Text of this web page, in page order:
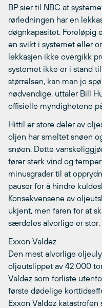
BP sier til NBC at
rørledningen har en
døgnkapasitet. Foreløpig
en svikt i systemet eller
lekkasjen ikke overgikk
systemet ikke er i stand
størrelsen, kan man jo
nødvendige, uttaler Bill
offisielle myndighetene
Hittil er store deler av
oljen har smeltet snøen
snøen. Dette
fører sterk vind og
minusgrader til at
pauser for å hindre
Konsekvensene av
ukjent, men faren for at
særdeles alvorlige er stor.
Exxon Valdez
Den mest alvorlige
oljeutslippet av 42.000
Valdez som forliste
første dødelige
Exxon Valdez